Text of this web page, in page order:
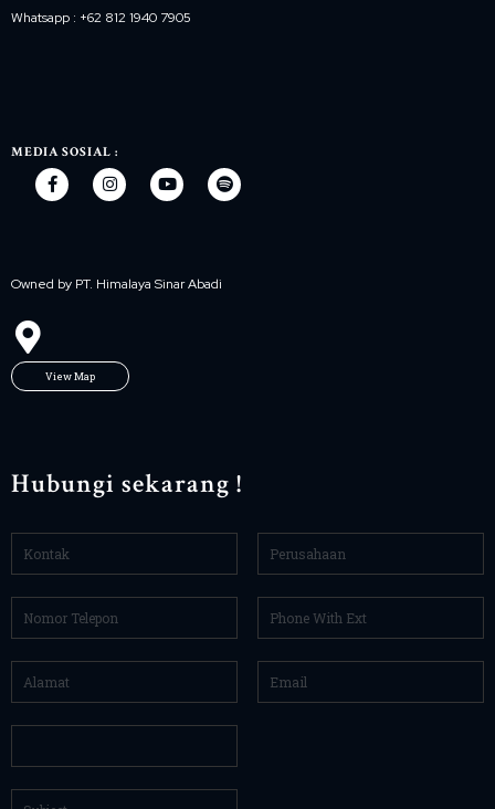
Whatsapp : +62 812 1940 7905
MEDIA SOSIAL :
Owned by PT. Himalaya Sinar Abadi
View Map
Hubungi sekarang !